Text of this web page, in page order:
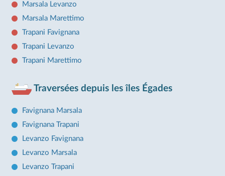
Marsala Levanzo
Marsala Marettimo
Trapani Favignana
Trapani Levanzo
Trapani Marettimo
Traversées depuis les îles Égades
Favignana Marsala
Favignana Trapani
Levanzo Favignana
Levanzo Marsala
Levanzo Trapani